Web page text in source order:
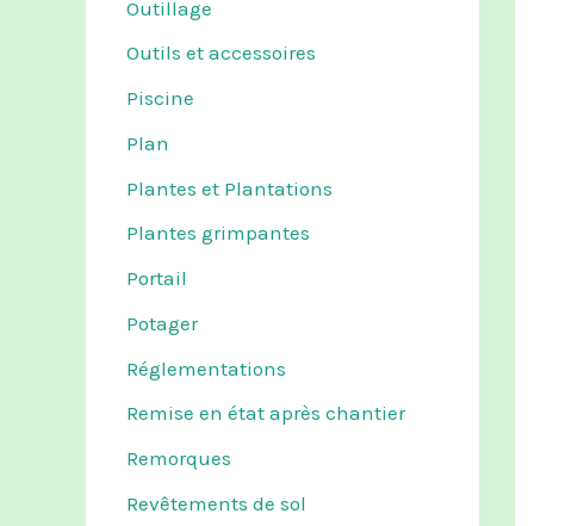
Outillage
Outils et accessoires
Piscine
Plan
Plantes et Plantations
Plantes grimpantes
Portail
Potager
Réglementations
Remise en état après chantier
Remorques
Revêtements de sol